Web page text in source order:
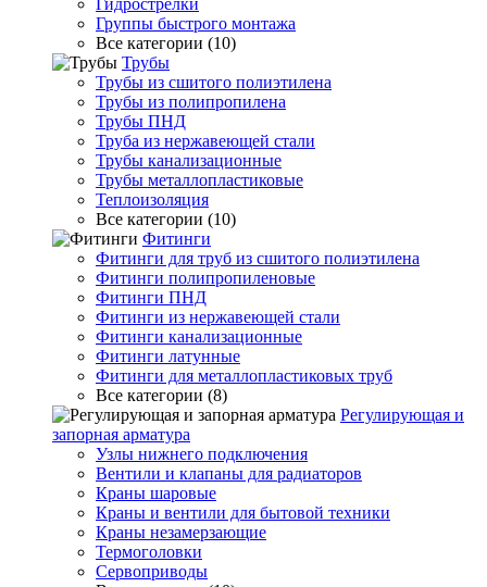
Гидрострелки
Группы быстрого монтажа
Все категории (10)
Трубы
Трубы из сшитого полиэтилена
Трубы из полипропилена
Трубы ПНД
Труба из нержавеющей стали
Трубы канализационные
Трубы металлопластиковые
Теплоизоляция
Все категории (10)
Фитинги
Фитинги для труб из сшитого полиэтилена
Фитинги полипропиленовые
Фитинги ПНД
Фитинги из нержавеющей стали
Фитинги канализационные
Фитинги латунные
Фитинги для металлопластиковых труб
Все категории (8)
Регулирующая и
запорная арматура
Узлы нижнего подключения
Вентили и клапаны для радиаторов
Краны шаровые
Краны и вентили для бытовой техники
Краны незамерзающие
Термоголовки
Сервоприводы